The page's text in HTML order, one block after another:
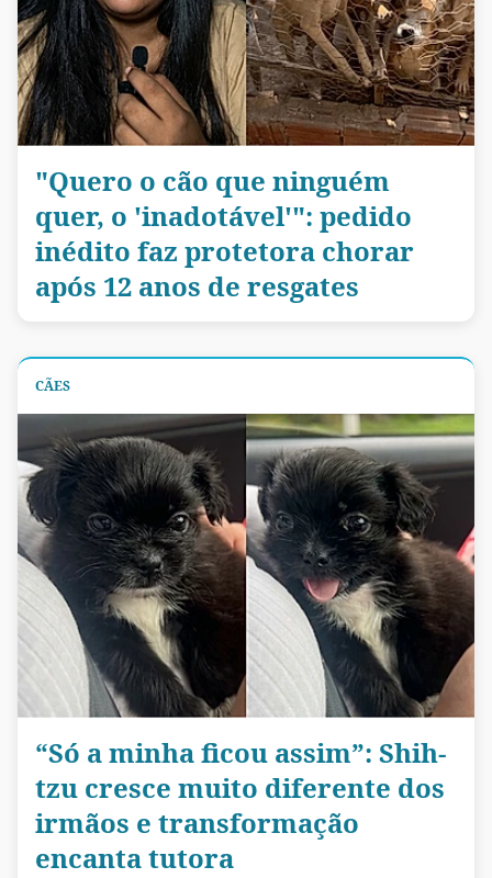
"Quero o cão que ninguém
quer, o 'inadotável'": pedido
inédito faz protetora chorar
após 12 anos de resgates
CÃES
“Só a minha ficou assim”: Shih-
tzu cresce muito diferente dos
irmãos e transformação
encanta tutora